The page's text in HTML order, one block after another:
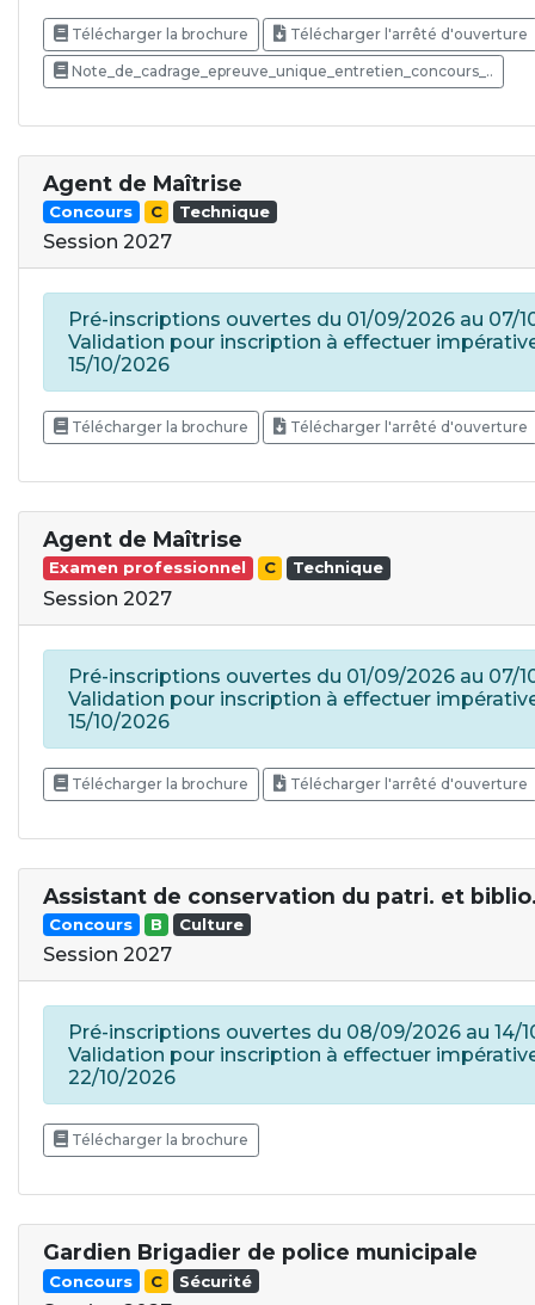
Télécharger la brochure Télécharger l'arrêté d'ouverture
Note_de_cadrage_epreuve_unique_entretien_concours_..
Agent de Maîtrise
Concours C Technique
Session 2027
Pré-inscriptions ouvertes du 01/09/2026 au 07/
Validation pour inscription à effectuer
15/10/2026
Télécharger la brochure Télécharger l'arrêté d'ouverture
Agent de Maîtrise
Examen professionnel C Technique
Session 2027
Pré-inscriptions ouvertes du 01/09/2026 au 07/
Validation pour inscription à effectuer
15/10/2026
Télécharger la brochure Télécharger l'arrêté d'ouverture
Assistant de conservation du patri. et
Concours B Culture
Session 2027
Pré-inscriptions ouvertes du 08/09/2026 au 14/
Validation pour inscription à effectuer
22/10/2026
Télécharger la brochure
Gardien Brigadier de police municipale
Concours C Sécurité